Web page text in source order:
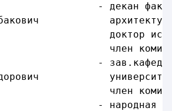
- декан
(по
-
(по
- народная